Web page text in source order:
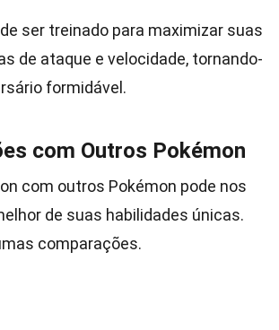
ser treinado para maximizar suas
de ataque e velocidade, tornando-
formidável.
com Outros Pokémon
com outros Pokémon pode nos
de suas habilidades únicas.
comparações.